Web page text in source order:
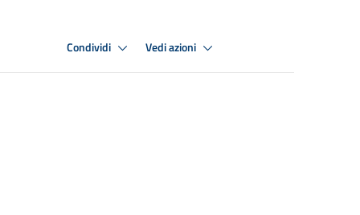
Condividi Vedi azioni